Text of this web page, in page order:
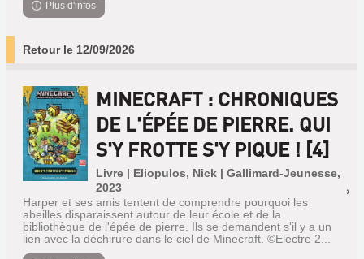
Plus d'infos
Retour le 12/09/2026
MINECRAFT : CHRONIQUES
DE L'ÉPÉE DE PIERRE. QUI
S'Y FROTTE S'Y PIQUE ! [4]
Livre | Eliopulos, Nick | Gallimard-Jeunesse,
2023
Harper et ses amis tentent de comprendre pourquoi les
abeilles disparaissent autour de leur école et de la
bibliothèque de l'épée de pierre. Ils se demandent s'il y a un
lien avec la déchirure dans le ciel de Minecraft. ©Electre 2...